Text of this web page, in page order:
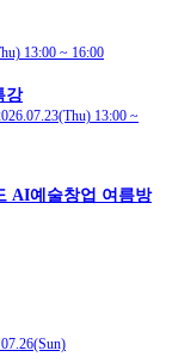
13:00 ~ 16:00
강
13:00 ~
AI예술창업 여름방